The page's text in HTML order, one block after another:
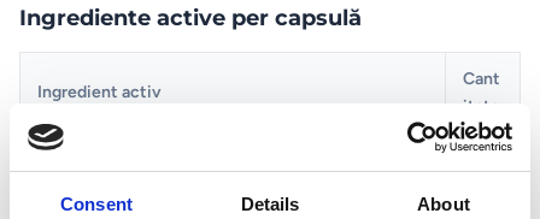
Consent Details About
Ingrediente active per capsulă
Ingredient activ
Cant
itate
100
mg